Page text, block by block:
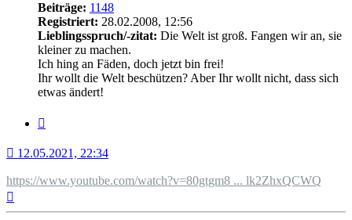
Beiträge: 1148
Registriert: 28.02.2008, 12:56
Lieblingsspruch/-zitat: Die Welt ist groß. Fangen wir an, sie
kleiner zu machen.
Ich hing an Fäden, doch jetzt bin frei!
Ihr wollt die Welt beschützen? Aber Ihr wollt nicht, dass sich
etwas ändert!
12.05.2021, 22:34
https://www.youtube.com/watch?v=80gtgm8 ... lk2ZhxQCWQ